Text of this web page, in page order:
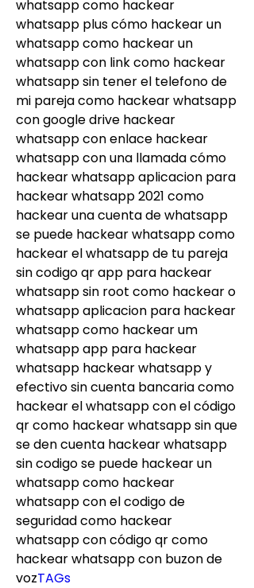
whatsapp como hackear
whatsapp plus cómo hackear un
whatsapp como hackear un
whatsapp con link como hackear
whatsapp sin tener el telefono de
mi pareja como hackear whatsapp
con google drive hackear
whatsapp con enlace hackear
whatsapp con una llamada cómo
hackear whatsapp aplicacion para
hackear whatsapp 2021 como
hackear una cuenta de whatsapp
se puede hackear whatsapp como
hackear el whatsapp de tu pareja
sin codigo qr app para hackear
whatsapp sin root como hackear o
whatsapp aplicacion para hackear
whatsapp como hackear um
whatsapp app para hackear
whatsapp hackear whatsapp y
efectivo sin cuenta bancaria como
hackear el whatsapp con el código
qr como hackear whatsapp sin que
se den cuenta hackear whatsapp
sin codigo se puede hackear un
whatsapp como hackear
whatsapp con el codigo de
seguridad como hackear
whatsapp con código qr como
hackear whatsapp con buzon de
vozTAGs